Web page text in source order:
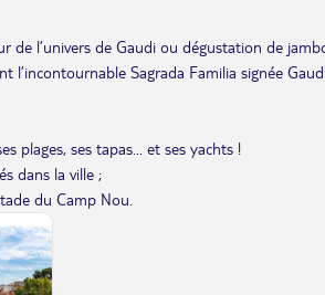
l’univers de Gaudi ou dégustation de
l’incontournable Sagrada Familia signée
plages, ses tapas... et ses yachts !
dans la ville ;
du Camp Nou.